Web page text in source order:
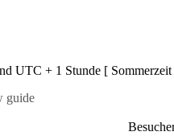
UTC + 1 Stunde [
guide